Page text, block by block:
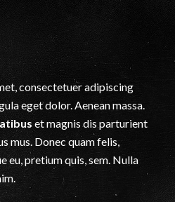
consectetuer adipiscing
eget dolor. Aenean massa.
et magnis dis parturient
mus. Donec quam felis,
eu, pretium quis, sem. Nulla